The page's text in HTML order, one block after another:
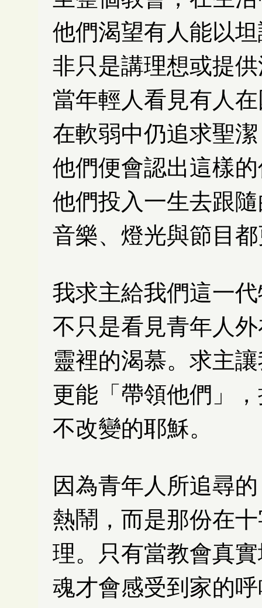
他們渴望有人能以
非只是講理想或提
當年輕人看見有人
在軟弱中仍追求聖
他們便會認出這樣
他們投入一生去跟
音樂、燈光與節目
我求主給我們這一
不只是看見青年人
靈裡的渴慕。求主
更能「帶領他們」
不改變的耶穌。
因為青年人所追尋
熱鬧，而是那份在
理。只有當教會真
魂才會感受到家的